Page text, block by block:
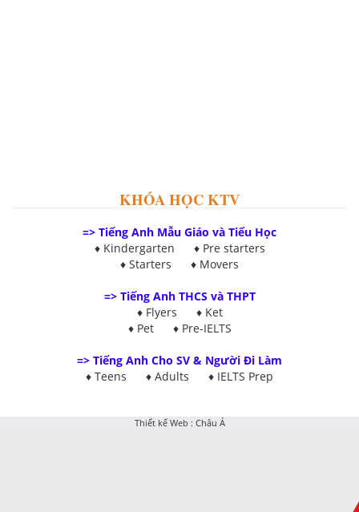
KHÓA HỌC KTV
=> Tiếng Anh Mẫu Giáo và Tiểu Học
♦ Kindergarten ♦ Pre starters
♦ Starters ♦ Movers
=> Tiếng Anh THCS và THPT
♦ Flyers ♦ Ket
♦ Pet♦ Pre-IELTS
=> Tiếng Anh Cho SV & Người Đi Làm
♦ Teens ♦ Adults ♦ IELTS Prep
Thiết kế Web : Châu Á